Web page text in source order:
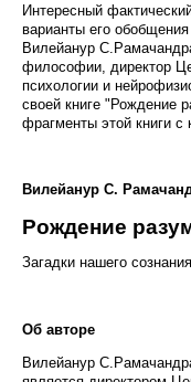
Интересный
варианты его
Вилейанур
философии, директор
психологии и
своей книге "Рождение
фрагменты этой книги с
Вилейанур С.
Рождение
Загадки нашего сознания
Об авторе
Вилейанур